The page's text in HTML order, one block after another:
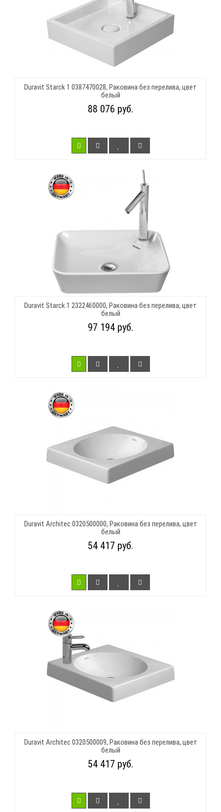
Duravit Starck 1 0387470028, Раковина без перелива, цвет
белый
88 076 руб.
Duravit Starck 1 2322460000, Раковина без перелива, цвет
белый
97 194 руб.
Duravit Architec 0320500000, Раковина без перелива, цвет
белый
54 417 руб.
Duravit Architec 0320500009, Раковина без перелива, цвет
белый
54 417 руб.